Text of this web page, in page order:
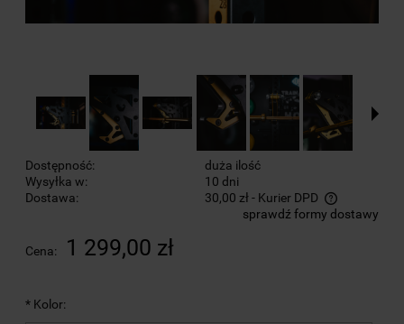
Dostępność:
duża ilość
Wysyłka w:
10 dni
Dostawa:
30,00 zł- Kurier DPD
Cena nie zawiera ewentualnych kosztów płatnościsprawdź formy dostawy
Cena: 1 299,00 zł
* Kolor: